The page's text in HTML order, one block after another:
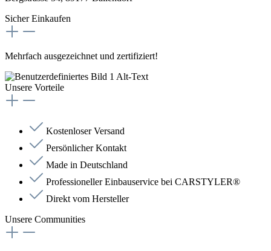
Sicher Einkaufen
Mehrfach ausgezeichnet und zertifiziert!
Unsere Vorteile
Kostenloser Versand
Persönlicher Kontakt
Made in Deutschland
Professioneller Einbauservice bei CARSTYLER®
Direkt vom Hersteller
Unsere Communities